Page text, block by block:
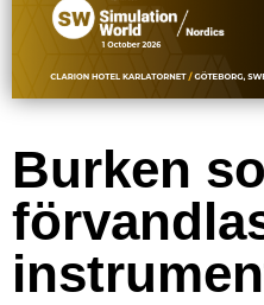
Burken